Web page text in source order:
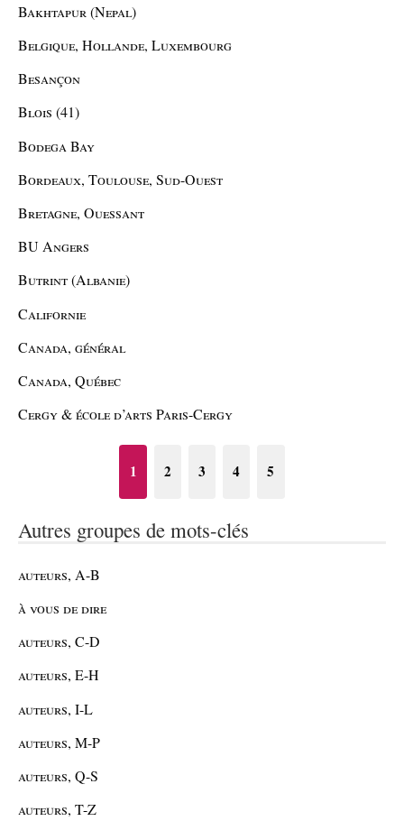
Bakhtapur (Nepal)
Belgique, Hollande, Luxembourg
Besançon
Blois (41)
Bodega Bay
Bordeaux, Toulouse, Sud-Ouest
Bretagne, Ouessant
BU Angers
Butrint (Albanie)
Californie
Canada, général
Canada, Québec
Cergy & école d’arts Paris-Cergy
1 2 3 4 5
Autres groupes de mots-clés
auteurs, A-B
à vous de dire
auteurs, C-D
auteurs, E-H
auteurs, I-L
auteurs, M-P
auteurs, Q-S
auteurs, T-Z